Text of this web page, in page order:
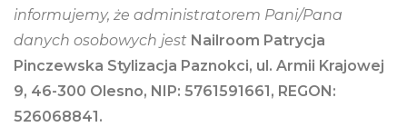
informujemy, że administratorem Pani/Pana
danych osobowych jest Nailroom Patrycja
Pinczewska Stylizacja Paznokci, ul. Armii Krajowej
9, 46-300 Olesno, NIP: 5761591661, REGON:
526068841.